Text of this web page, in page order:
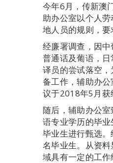
今年6月，传新澳
助办公室以个人
地人员的规则，要
经廉署调查，因
普通话及葡语，
译员的尝试落空
备工作，辅助办
议于2018年5月获
随后，辅助办公
语专业学历的毕
毕业生进行甄选
名毕业生。从资
域具有一定的工作